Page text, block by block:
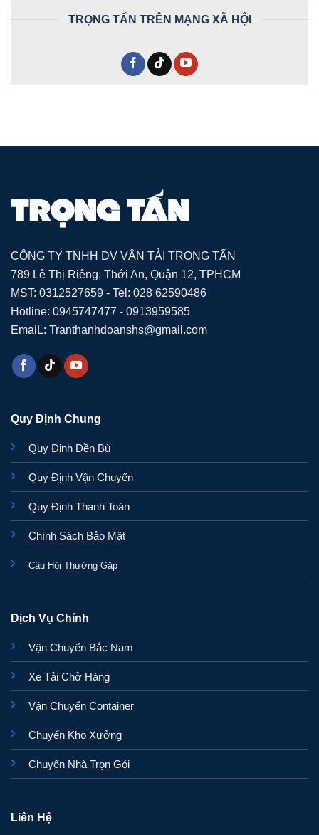
TRỌNG TẤN TRÊN MẠNG XÃ HỘI
CÔNG TY TNHH DV VẬN TẢI TRỌNG TẤN
789 Lê Thị Riêng, Thới An, Quận 12, TPHCM
MST: 0312527659 - Tel: 028 62590486
Hotline: 0945747477 - 0913959585
EmaiL: Tranthanhdoanshs@gmail.com
Quy Định Chung
Quy Định Đền Bù
Quy Định Vận Chuyển
Quy Định Thanh Toán
Chính Sách Bảo Mật
Câu Hỏi Thường Gặp
Dịch Vụ Chính
Vận Chuyển Bắc Nam
Xe Tải Chở Hàng
Vận Chuyển Container
Chuyển Kho Xưởng
Chuyển Nhà Trọn Gói
Liên Hệ